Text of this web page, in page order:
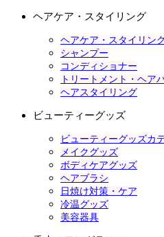
ヘアケア・スタイリング
ヘアケア・スタイリン
シャンプー
コンディショナー
トリートメント・ヘア
ヘアスタイリング
ビューティーグッズ
ビューティーグッズカ
メイクグッズ
ボディケアグッズ
ヘアブラシ
日焼け対策・ケア
冷温グッズ
美容器具